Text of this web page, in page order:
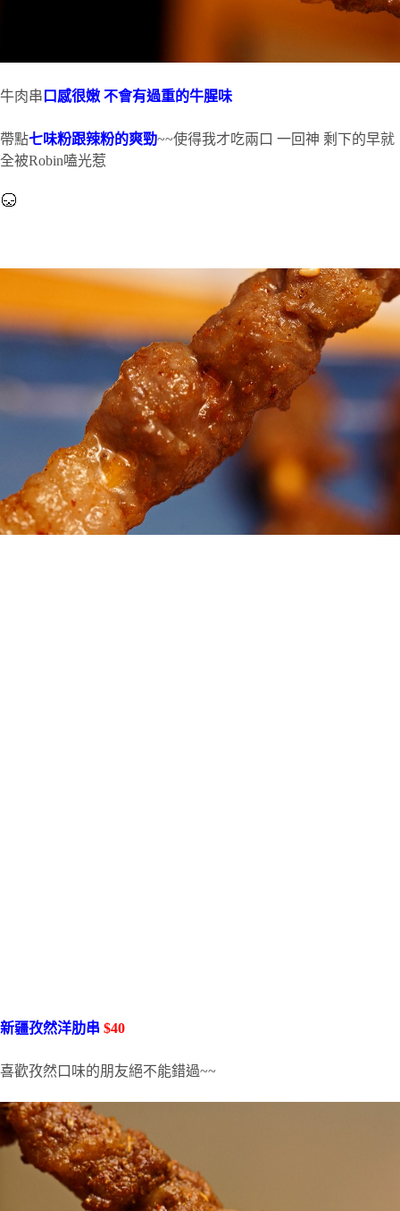
牛肉串 口感很嫩 不會有過重的牛腥味
帶點七味粉跟辣粉的爽勁~~使得我才吃兩口 一回神 剩下的早就
全被Robin嗑光惹
新疆孜然洋肋串 $40
喜歡孜然口味的朋友絕不能錯過~~